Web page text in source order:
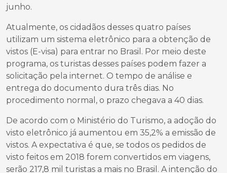
junho.
Atualmente, os cidadãos desses quatro países
utilizam um sistema eletrônico para a obtenção de
vistos (E-visa) para entrar no Brasil. Por meio deste
programa, os turistas desses países podem fazer a
solicitação pela internet. O tempo de análise e
entrega do documento dura três dias. No
procedimento normal, o prazo chegava a 40 dias.
De acordo com o Ministério do Turismo, a adoção do
visto eletrônico já aumentou em 35,2% a emissão de
vistos. A expectativa é que, se todos os pedidos de
visto feitos em 2018 forem convertidos em viagens,
serão 217,8 mil turistas a mais no Brasil. A intenção do